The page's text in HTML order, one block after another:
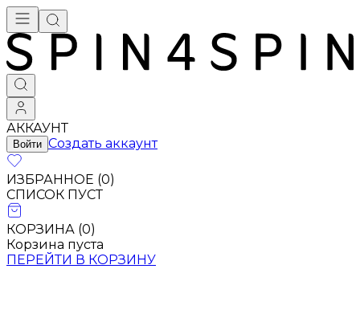
АККАУНТ
Войти Создать аккаунт
ИЗБРАННОЕ (0)
СПИСОК ПУСТ
КОРЗИНА (0)
Корзина пуста
ПЕРЕЙТИ В КОРЗИНУ
Брендовая одежда - купить в Москве